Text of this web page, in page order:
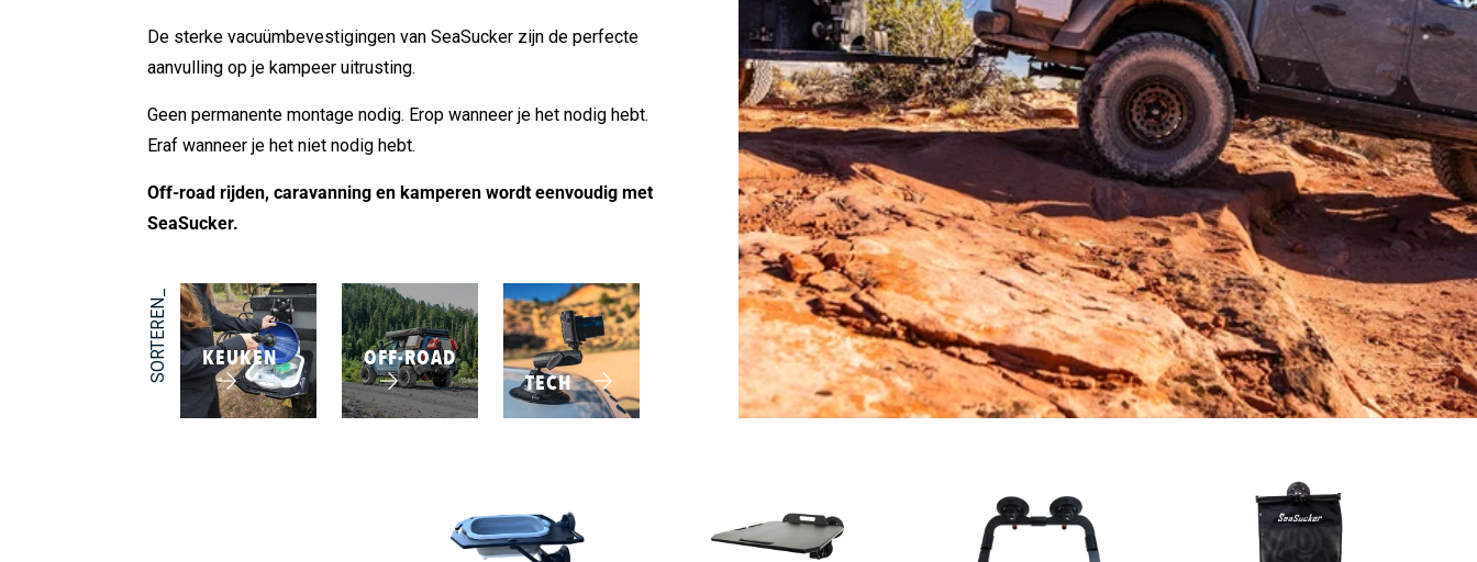
De sterke vacuümbevestigingen van SeaSucker zijn de perfecte
aanvulling op je kampeer uitrusting.
Geen permanente montage nodig. Erop wanneer je het nodig hebt.
Eraf wanneer je het niet nodig hebt.
Off-road rijden, caravanning en kamperen wordt eenvoudig met
SeaSucker.
SORTEREN_ KEUKEN
OFF-ROAD
TECH